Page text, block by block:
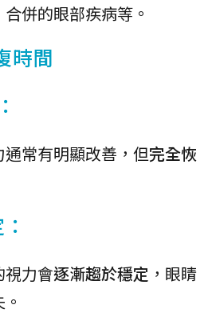
併的眼部疾病等。
時間
常有明顯改善，但完全恢
視力會逐漸趨於穩定 ，眼睛